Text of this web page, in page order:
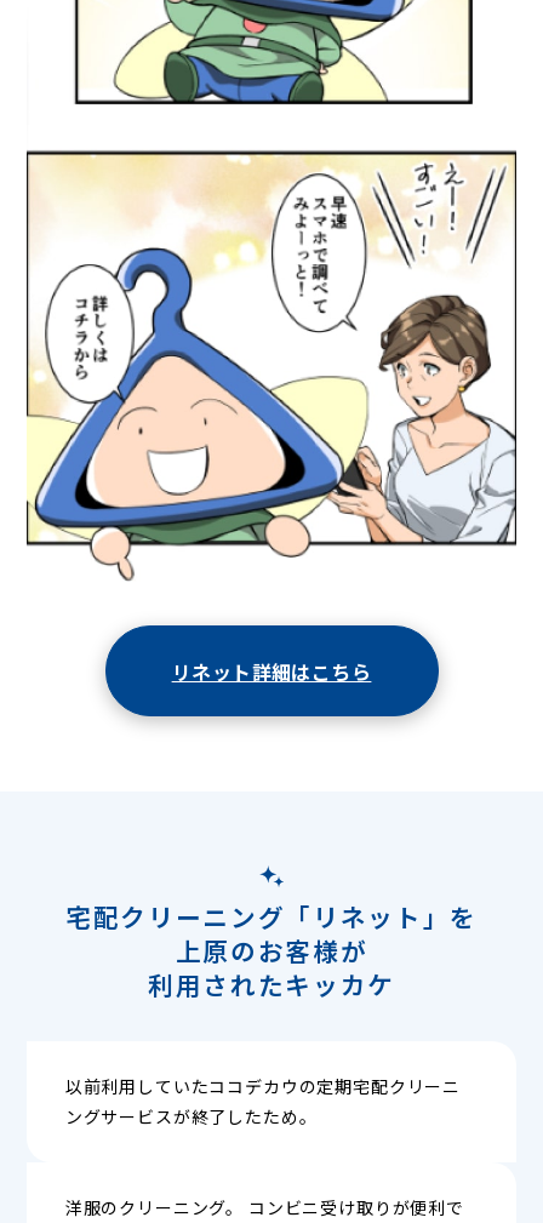
リネット詳細はこちら
宅配クリーニング「リネット」を
上原のお客様が
利用されたキッカケ
以前利用していたココデカウの定期宅配クリーニ
ングサービスが終了したため。
洋服のクリーニング。 コンビニ受け取りが便利で